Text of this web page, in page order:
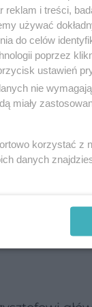
i śmieje
objada.
o
Tak
i jeszcze
łupanie w
i treści,
używać
do celów
poprzez
ustawień
nie
miały
korzystać z
danych